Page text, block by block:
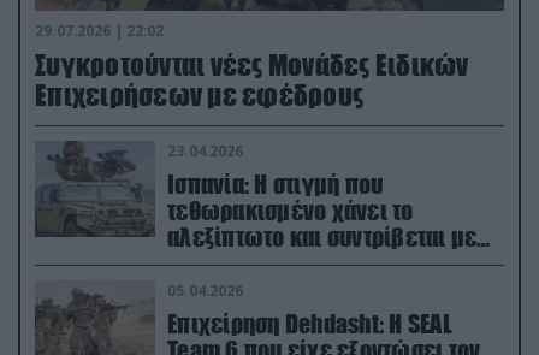
29.07.2026 | 22:02
Συγκροτούνται νέες Μονάδες Ειδικών
Επιχειρήσεων με εφέδρους
23.04.2026
Ισπανία: Η στιγμή που
τεθωρακισμένο χάνει το
αλεξίπτωτο και συντρίβεται με
ορμή στο έδαφος (βίντεο)
05.04.2026
Επιχείρηση Dehdasht: Η SEAL